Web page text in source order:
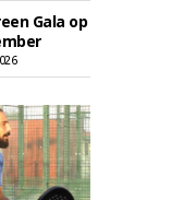
Gala op